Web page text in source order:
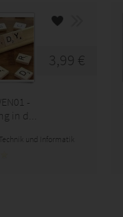
3,99 €
-
in d...
Technik und Informatik